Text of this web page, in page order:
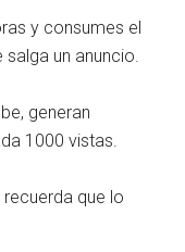
y consumes el
un anuncio.
generan
1000 vistas.
que lo